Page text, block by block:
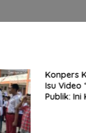
Kadinkes di Tengah
“Segar Sayang”,
Klarifikasi atau